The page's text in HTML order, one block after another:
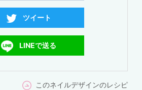
ツイート
LINEで送る
このネイルデザインのレシピ